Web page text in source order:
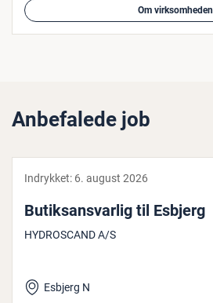
Om virksomheden
Anbefalede job
Indrykket: 6. august 2026
Bu­tiks­ansvar­lig til Esbjerg
HYDROSCAND A/S
Esbjerg N